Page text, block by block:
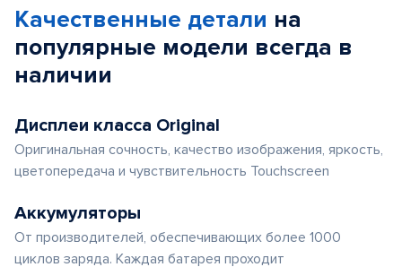
Качественные детали на
популярные модели всегда в
наличии
Дисплеи класса Original
Оригинальная сочность, качество изображения, яркость,
цветопередача и чувствительность Touchscreen
Аккумуляторы
От производителей, обеспечивающих более 1000
циклов заряда. Каждая батарея проходит